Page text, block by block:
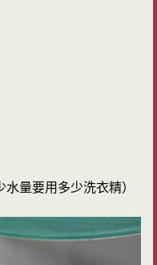
水量要用多少洗衣精）